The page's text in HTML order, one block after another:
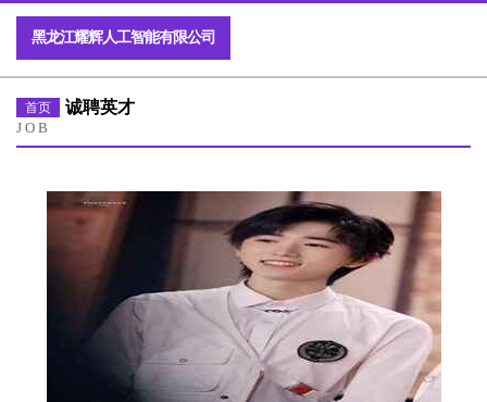
黑龙江耀辉人工智能有限公司
首页 诚聘英才
JOB